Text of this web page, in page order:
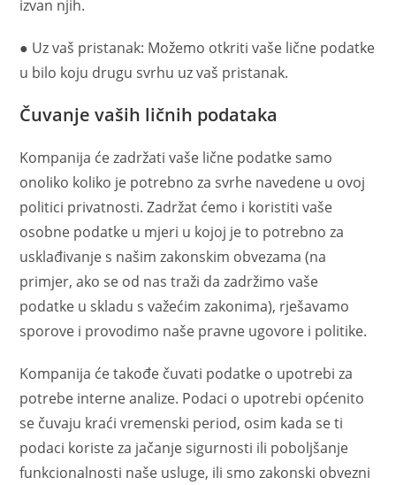
izvan njih.
● Uz vaš pristanak: Možemo otkriti vaše lične podatke
u bilo koju drugu svrhu uz vaš pristanak.
Čuvanje vaših ličnih podataka
Kompanija će zadržati vaše lične podatke samo
onoliko koliko je potrebno za svrhe navedene u ovoj
politici privatnosti. Zadržat ćemo i koristiti vaše
osobne podatke u mjeri u kojoj je to potrebno za
usklađivanje s našim zakonskim obvezama (na
primjer, ako se od nas traži da zadržimo vaše
podatke u skladu s važećim zakonima), rješavamo
sporove i provodimo naše pravne ugovore i politike.
Kompanija će takođe čuvati podatke o upotrebi za
potrebe interne analize. Podaci o upotrebi općenito
se čuvaju kraći vremenski period, osim kada se ti
podaci koriste za jačanje sigurnosti ili poboljšanje
funkcionalnosti naše usluge, ili smo zakonski obvezni